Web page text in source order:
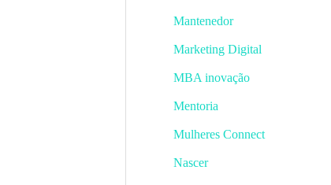
Mantenedor
Marketing Digital
MBA inovação
Mentoria
Mulheres Connect
Nascer